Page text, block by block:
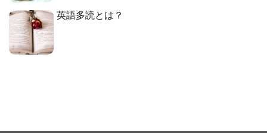
英語多読とは？